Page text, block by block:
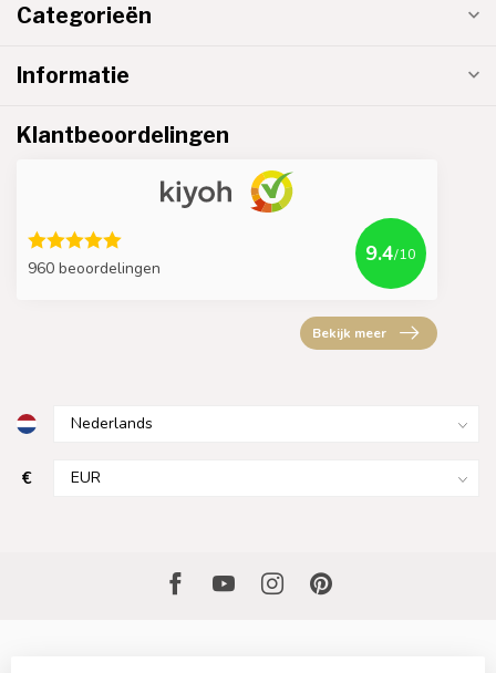
Categorieën
Informatie
Klantbeoordelingen
960 beoordelingen
9.4/10
Bekijk meer
€